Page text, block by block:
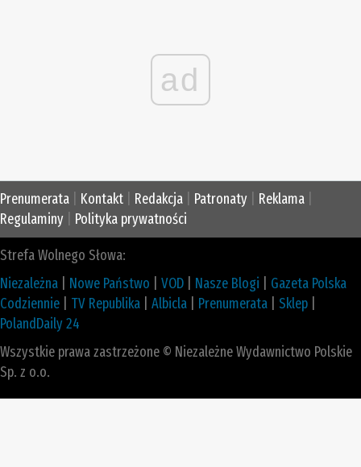
ad
Prenumerata Kontakt Redakcja Patronaty Reklama
Regulaminy
Polityka prywatności
Strefa Wolnego Słowa:
Niezależna
Nowe Państwo VOD Nasze Blogi
Gazeta Polska
Codziennie
TV Republika Albicla Prenumerata Sklep
PolandDaily 24
Wszystkie prawa zastrzeżone © Niezależne Wydawnictwo Polskie
Sp. z o.o.